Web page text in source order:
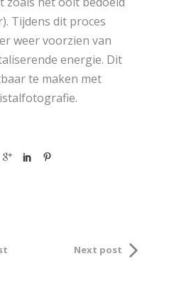
Tijdens dit proces
weer voorzien van
energie. Dit
te maken met
Next post